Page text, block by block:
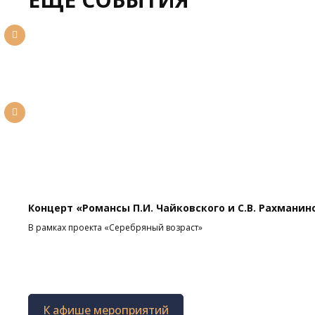
Концерт «Романсы П.И. Чайковского и С.В.
В рамках проекта «Серебряный возраст»
К афише мероприятий